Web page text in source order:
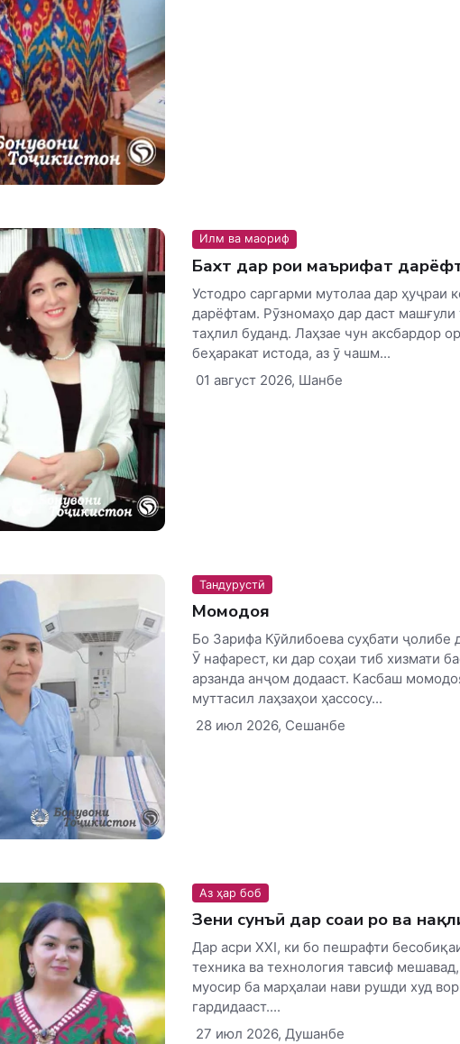
Илм ва маориф
Бахт дар роҳи маърифат
Устодро саргарми мутолаа дар ҳуҷраи
дарёфтам. Рӯзномаҳо дар даст машғули
таҳлил буданд. Лаҳзае чун аксбардор
беҳаракат истода, аз ӯ чашм...
01 август 2026, Шанбе
Тандурустӣ
Момодоя
Бо Зарифа Кӯйлибоева суҳбати ҷолибе
Ӯ нафарест, ки дар соҳаи тиб хизмати
арзанда анҷом додааст. Касбаш
муттасил лаҳзаҳои ҳассосу...
28 июл 2026, Сешанбе
Аз ҳар боб
Зеҳни сунъӣ дар соҳаи роҳ ва
Дар асри XXI, ки бо пешрафти
техника ва технология тавсиф
муосир ба марҳалаи нави рушди худ
гардидааст....
27 июл 2026, Душанбе